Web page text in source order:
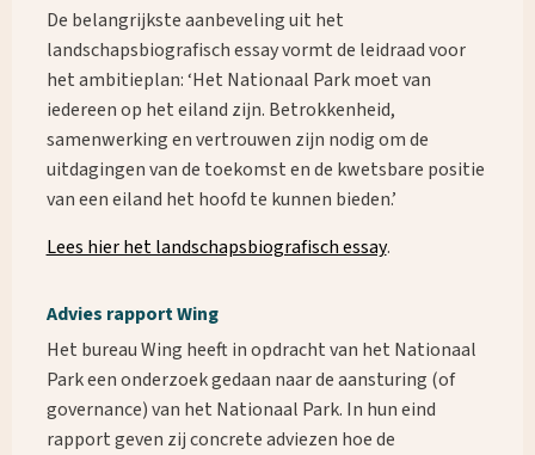
De belangrijkste aanbeveling uit het
landschapsbiografisch essay vormt de leidraad voor
het ambitieplan: ‘Het Nationaal Park moet van
iedereen op het eiland zijn. Betrokkenheid,
samenwerking en vertrouwen zijn nodig om de
uitdagingen van de toekomst en de kwetsbare positie
van een eiland het hoofd te kunnen bieden.’
Lees hier het landschapsbiografisch essay.
Advies rapport Wing
Het bureau Wing heeft in opdracht van het Nationaal
Park een onderzoek gedaan naar de aansturing (of
governance) van het Nationaal Park. In hun eind
rapport geven zij concrete adviezen hoe de